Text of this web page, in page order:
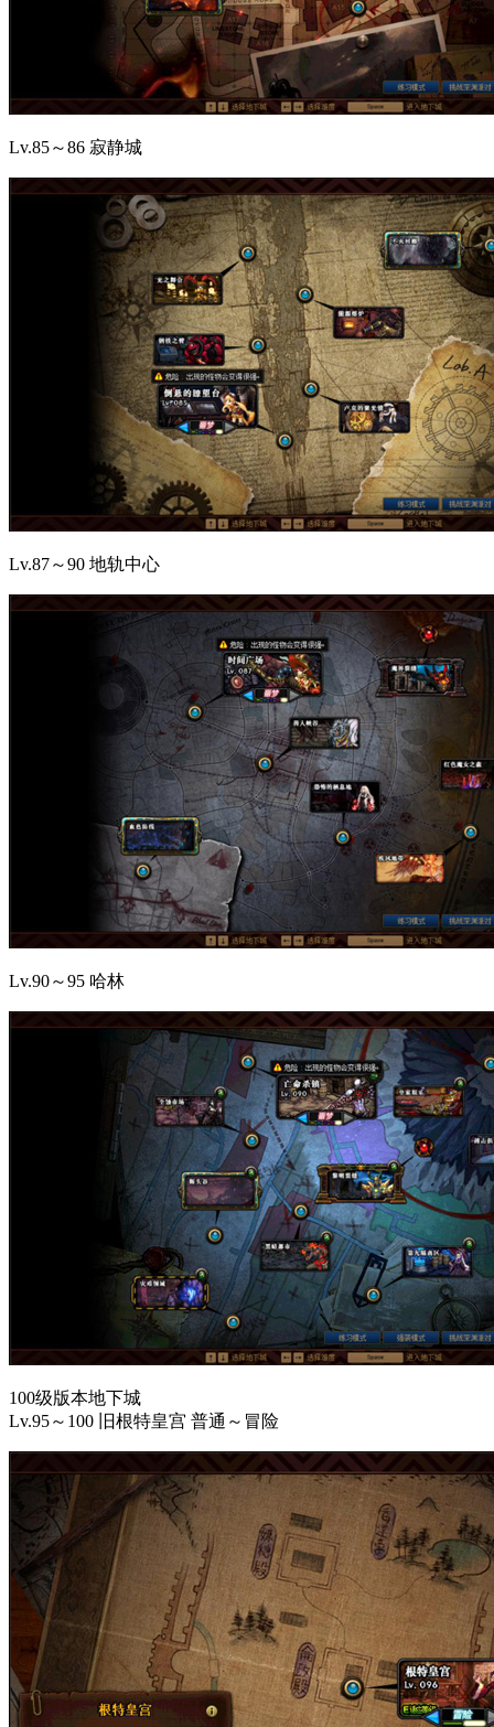
Lv.85～86 寂静城
Lv.87～90 地轨中心
Lv.90～95 哈林
100级版本地下城
Lv.95～100 旧根特皇宫 普通～冒险